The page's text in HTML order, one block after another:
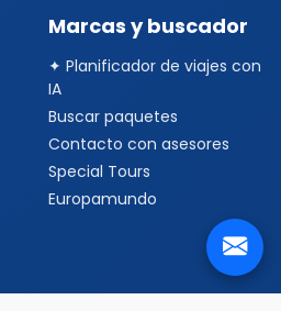
Marcas y buscador
✦ Planificador de viajes con
IA
Buscar paquetes
Contacto con asesores
Special Tours
Europamundo